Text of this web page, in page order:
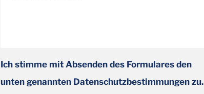
Ich stimme mit Absenden des Formulares den
unten genannten Datenschutzbestimmungen zu.